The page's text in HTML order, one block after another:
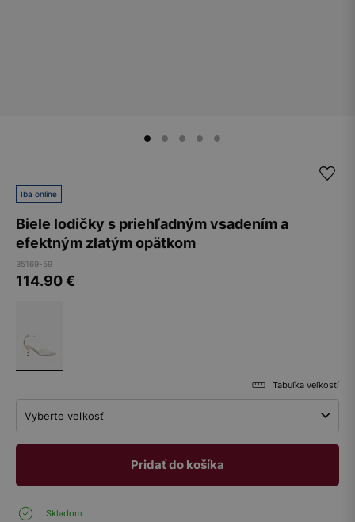
Iba online
Biele lodičky s priehľadným vsadením a
efektným zlatým opätkom
35169-59
114.90€
Tabuľka veľkostí
Vyberte veľkosť
Pridať do košíka
Skladom